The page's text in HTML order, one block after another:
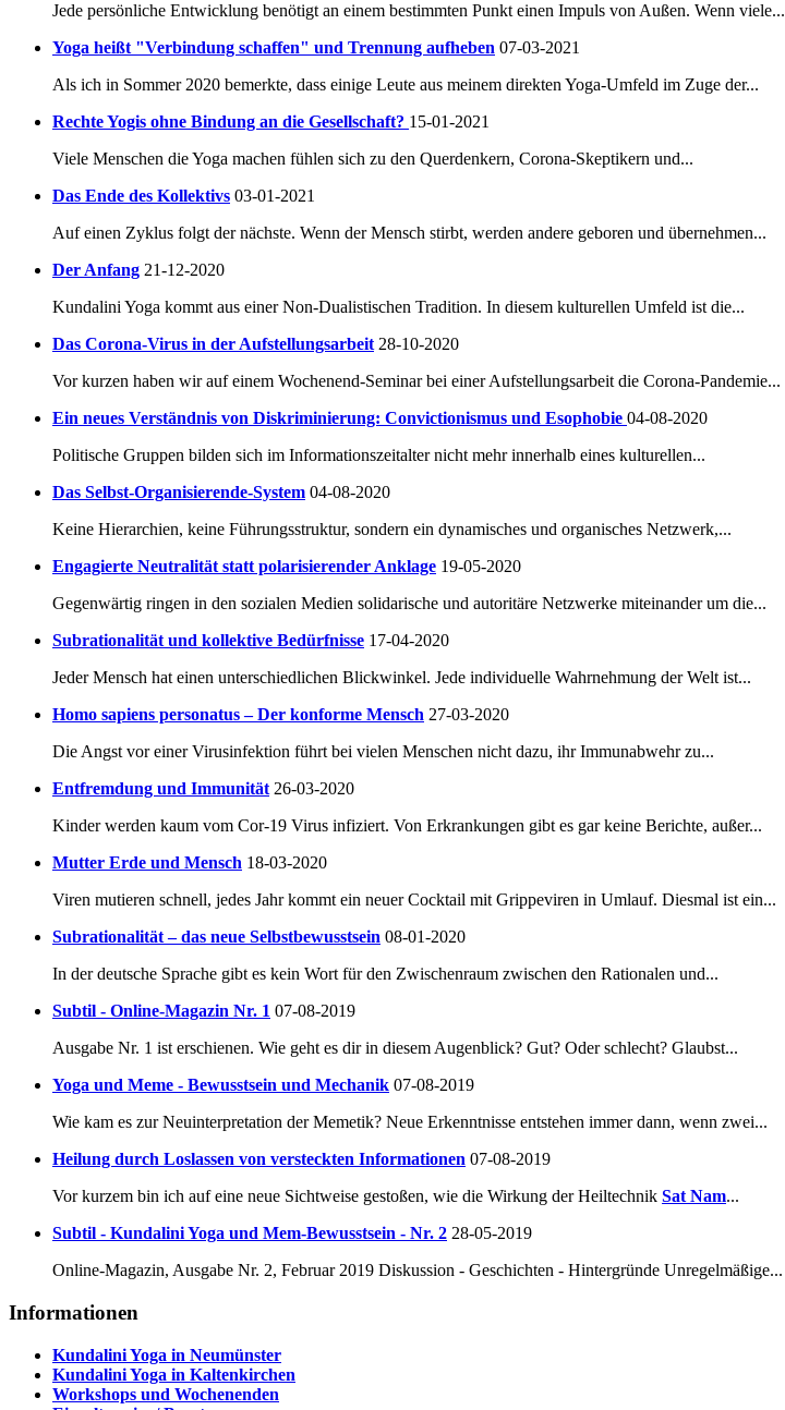
Jede persönliche Entwicklung benötigt an einem bestimmten Punkt einen Impuls von Außen. Wenn viele...
Yoga heißt "Verbindung schaffen" und Trennung aufheben 07-03-2021
Als ich in Sommer 2020 bemerkte, dass einige Leute aus meinem direkten Yoga-Umfeld im Zuge der...
Rechte Yogis ohne Bindung an die Gesellschaft? 15-01-2021
Viele Menschen die Yoga machen fühlen sich zu den Querdenkern, Corona-Skeptikern und...
Das Ende des Kollektivs 03-01-2021
Auf einen Zyklus folgt der nächste. Wenn der Mensch stirbt, werden andere geboren und übernehmen...
Der Anfang 21-12-2020
Kundalini Yoga kommt aus einer Non-Dualistischen Tradition. In diesem kulturellen Umfeld ist die...
Das Corona-Virus in der Aufstellungsarbeit 28-10-2020
Vor kurzen haben wir auf einem Wochenend-Seminar bei einer Aufstellungsarbeit die Corona-Pandemie...
Ein neues Verständnis von Diskriminierung: Convictionismus und Esophobie 04-08-2020
Politische Gruppen bilden sich im Informationszeitalter nicht mehr innerhalb eines kulturellen...
Das Selbst-Organisierende-System 04-08-2020
Keine Hierarchien, keine Führungsstruktur, sondern ein dynamisches und organisches Netzwerk,...
Engagierte Neutralität statt polarisierender Anklage 19-05-2020
Gegenwärtig ringen in den sozialen Medien solidarische und autoritäre Netzwerke miteinander um die...
Subrationalität und kollektive Bedürfnisse 17-04-2020
Jeder Mensch hat einen unterschiedlichen Blickwinkel. Jede individuelle Wahrnehmung der Welt ist...
Homo sapiens personatus – Der konforme Mensch 27-03-2020
Die Angst vor einer Virusinfektion führt bei vielen Menschen nicht dazu, ihr Immunabwehr zu...
Entfremdung und Immunität 26-03-2020
Kinder werden kaum vom Cor-19 Virus infiziert. Von Erkrankungen gibt es gar keine Berichte, außer...
Mutter Erde und Mensch 18-03-2020
Viren mutieren schnell, jedes Jahr kommt ein neuer Cocktail mit Grippeviren in Umlauf. Diesmal ist ein...
Subrationalität – das neue Selbstbewusstsein 08-01-2020
In der deutsche Sprache gibt es kein Wort für den Zwischenraum zwischen den Rationalen und...
Subtil - Online-Magazin Nr. 1 07-08-2019
Ausgabe Nr. 1 ist erschienen. Wie geht es dir in diesem Augenblick? Gut? Oder schlecht? Glaubst...
Yoga und Meme - Bewusstsein und Mechanik 07-08-2019
Wie kam es zur Neuinterpretation der Memetik? Neue Erkenntnisse entstehen immer dann, wenn zwei...
Heilung durch Loslassen von versteckten Informationen 07-08-2019
Vor kurzem bin ich auf eine neue Sichtweise gestoßen, wie die Wirkung der Heiltechnik Sat Nam...
Subtil - Kundalini Yoga und Mem-Bewusstsein - Nr. 2 28-05-2019
Online-Magazin, Ausgabe Nr. 2, Februar 2019 Diskussion - Geschichten - Hintergründe Unregelmäßige...
Informationen
Kundalini Yoga in Neumünster
Kundalini Yoga in Kaltenkirchen
Workshops und Wochenenden